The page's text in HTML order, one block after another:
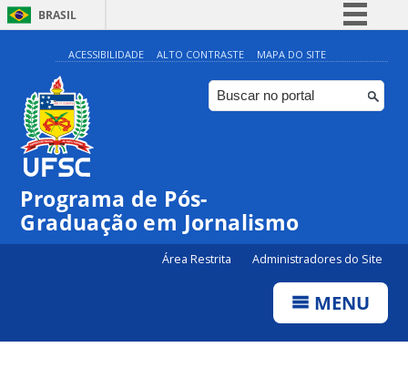
BRASIL
Simplifique!
Comunica BR
Participe
ACESSIBILIDADE ALTO CONTRASTE MAPA DO SITE
Programa de Pós-
Graduação em Jornalismo
Área Restrita Administradores do Site
MENU